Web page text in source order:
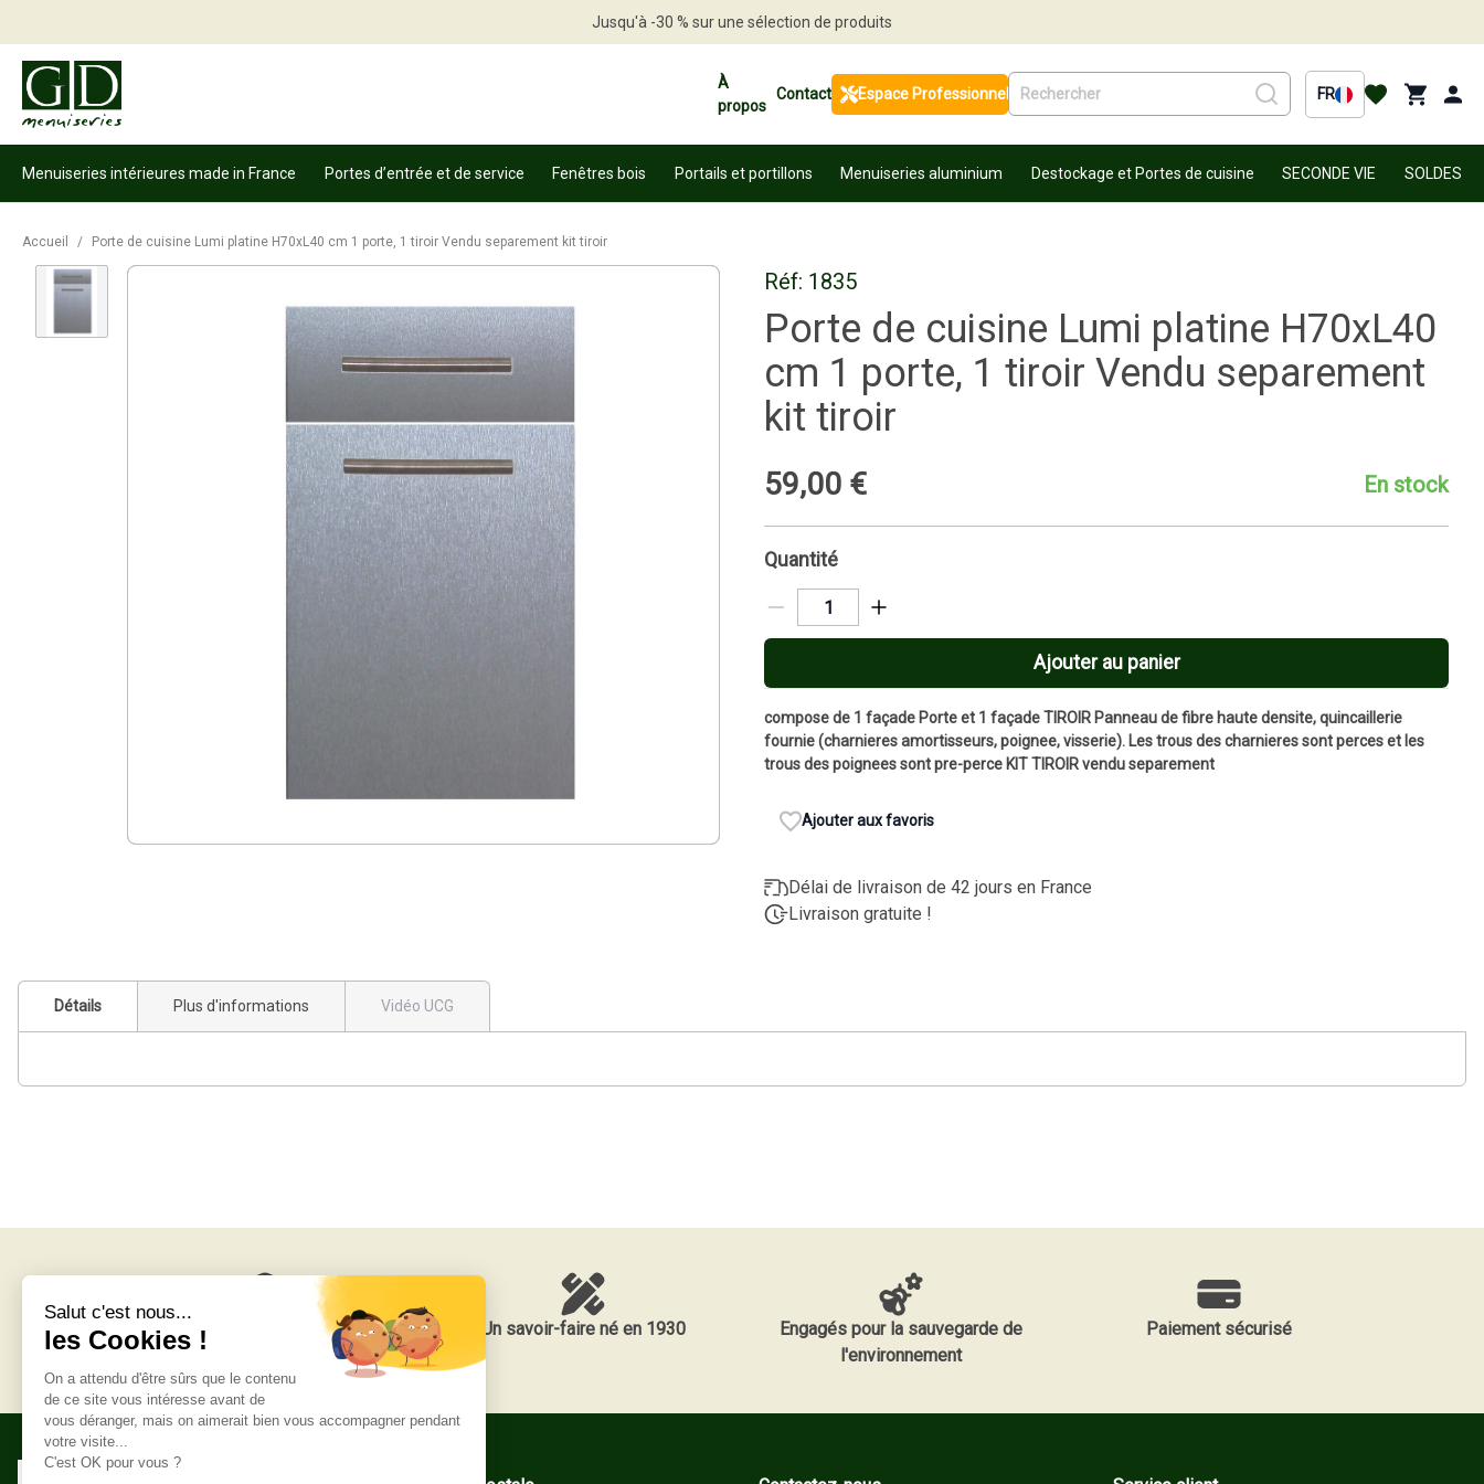
Jusqu'à -30 % sur une sélection de produits
À
propos
Contact Espace Professionnel FR
Menuiseries intérieures made in France Portes d’entrée et de service Fenêtres bois Portails et portillons Menuiseries aluminium Destockage et Portes de cuisine SECONDE VIE SOLDES
Accueil / Porte de cuisine Lumi platine H70xL40 cm 1 porte, 1 tiroir Vendu separement kit tiroir
Réf: 1835
Porte de cuisine Lumi platine H70xL40
cm 1 porte, 1 tiroir Vendu separement
kit tiroir
59,00 € En stock
Quantité
Ajouter au panier
compose de 1 façade Porte et 1 façade TIROIR Panneau de fibre haute densite, quincaillerie
fournie (charnieres amortisseurs, poignee, visserie). Les trous des charnieres sont perces et les
trous des poignees sont pre-perce KIT TIROIR vendu separement
Ajouter aux favoris
Délai de livraison de 42 jours en France
Livraison gratuite !
Détails Plus d'informations Vidéo UCG
Livraison gratuite Un savoir-faire né en 1930
Engagés pour la sauvegarde de
l'environnement
Paiement sécurisé